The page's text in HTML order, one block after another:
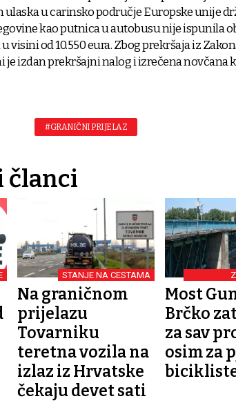
ulaska u carinsko područje Europske unije
kao putnica u autobusu nije ispunila
visini od 10.550 eura. Zbog prekršaja iz
izdan prekršajni nalog i izrečena novčana
#GRANIČNI PRIJELAZ
članci
STANJE NA CESTAMA
Na graničnom
prijelazu
Tovarniku
teretna vozila na
izlaz iz Hrvatske
čekaju devet sati
Most
Brčko
za sav
osim za